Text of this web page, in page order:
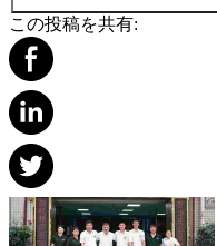
この投稿を共有: